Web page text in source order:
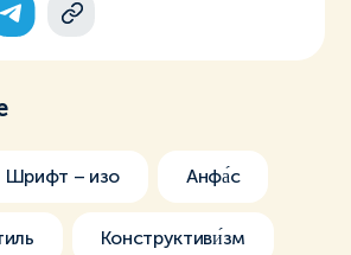
Шрифт – изо Анфа́с
Конструктиви́зм